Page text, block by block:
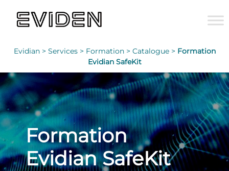
Evidian > Services > Formation > Catalogue > Formation
Evidian SafeKit
Formation
Evidian SafeKit